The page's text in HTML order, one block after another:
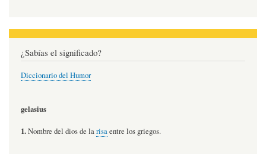
¿Sabías el significado?
Diccionario del Humor
gelasius
1.Nombre del dios de larisaentre los griegos.